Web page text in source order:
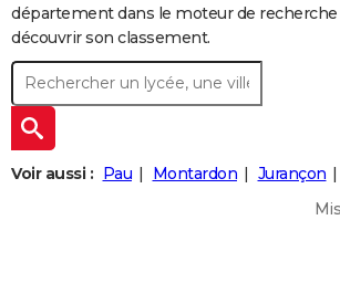
Essais
Réserver un essai
Citadines
Berlines
SUV
Forum auto
+
HIGH-TECH
BRICOLAGE
Forum
Aménagement intérieur
Extérieur
Cuisine
Salle de bains
Jardinage
Rangement
+WEEK-END
Guides de France
Escapades
Patrimoine
Expositions
Musées
Week-end nature
+
LIFESTYLE
département dans le moteur de
découvrir son classement.
Voir aussi : Pau Montardon Jurançon